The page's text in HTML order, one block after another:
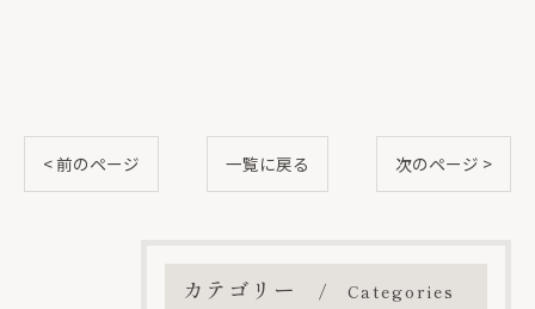
< 前のページ 一覧に戻る 次のページ >
カテゴリー Categories